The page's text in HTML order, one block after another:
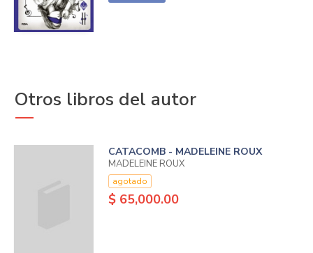
Otros libros del autor
CATACOMB - MADELEINE ROUX
MADELEINE ROUX
agotado
$ 65,000.00